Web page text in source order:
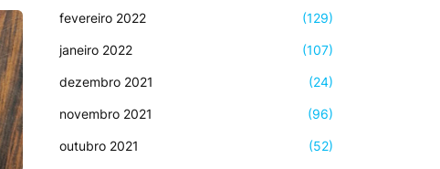
fevereiro 2022 (129)
janeiro 2022 (107)
dezembro 2021 (24)
novembro 2021 (96)
outubro 2021 (52)